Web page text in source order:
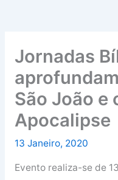
Jornadas
São João e
Apocalipse
13 Janeiro, 2020
Evento realiza-se de